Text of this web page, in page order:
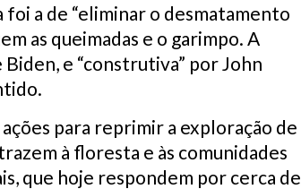
a de “eliminar o desmatamento
as queimadas e o garimpo. A
e “construtiva” por John
para reprimir a exploração de
à floresta e às comunidades
que hoje respondem por cerca de